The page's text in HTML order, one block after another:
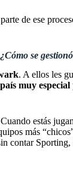
de ese
se
. A ellos les
muy
estás
más
contar